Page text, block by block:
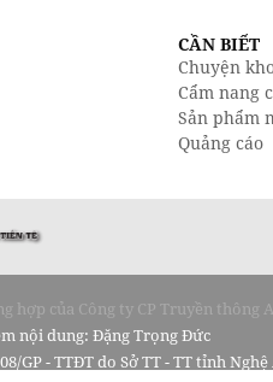
CẦN BIẾT
Chuyện
Cẩm nang
Sản phẩm
Quảng cáo
hợp của Công ty CP Truyền thông
nội dung: Đặng Trọng Đức
GP - TTĐT do Sở TT - TT tỉnh